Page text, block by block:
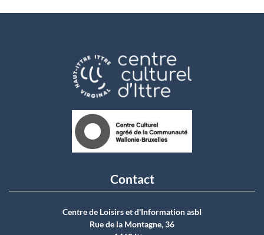
Contact
Centre de Loisirs et d'Information asbI
Rue de la Montagne, 36